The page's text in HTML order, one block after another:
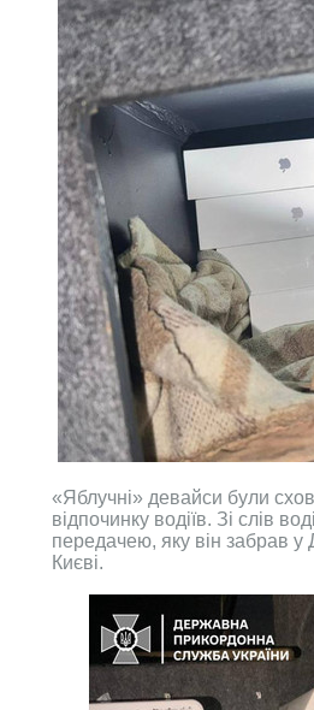
«Яблучні» девайси були
відпочинку водіїв. Зі слів
передачею, яку він забрав
Києві.